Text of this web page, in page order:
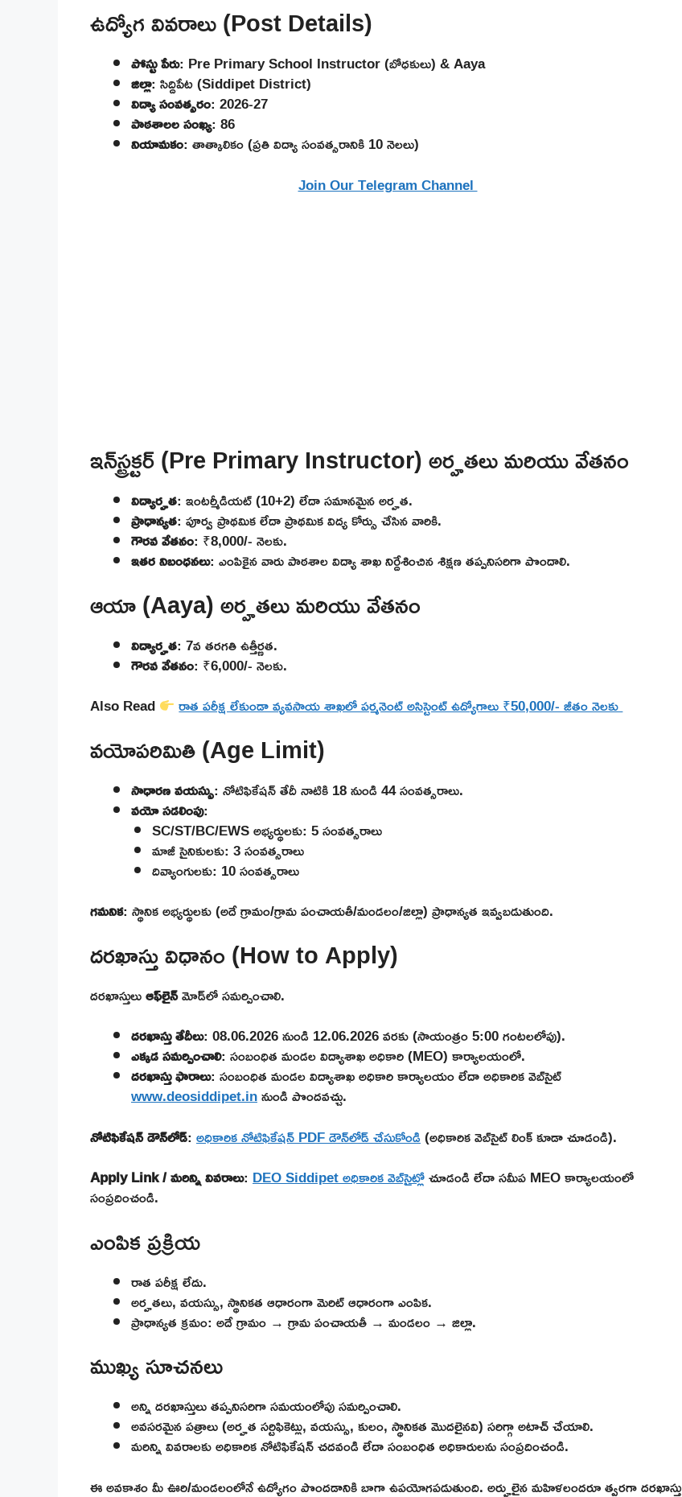
ఉద్యోగ వివరాలు (Post Details)
పోస్టు పేరు: Pre Primary School Instructor (బోధకులు) & Aaya
జిల్లా: సిద్దిపేట (Siddipet District)
విద్యా సంవత్సరం: 2026-27
పాఠశాలల సంఖ్య: 86
నియామకం: తాత్కాలికం (ప్రతి విద్యా సంవత్సరానికి 10 నెలలు)
Join Our Telegram Channel
ఇన్‌స్ట్రక్టర్ (Pre Primary Instructor) అర్హతలు మరియు వేతనం
విద్యార్హత: ఇంటర్మీడియట్ (10+2) లేదా సమానమైన అర్హత.
ప్రాధాన్యత: పూర్వ ప్రాథమిక లేదా ప్రాథమిక విద్య కోర్సు చేసిన వారికి.
గౌరవ వేతనం: ₹8,000/- నెలకు.
ఇతర నిబంధనలు: ఎంపికైన వారు పాఠశాల విద్యా శాఖ నిర్దేశించిన శిక్షణ తప్పనిసరిగా పొందాలి.
ఆయా (Aaya) అర్హతలు మరియు వేతనం
విద్యార్హత: 7వ తరగతి ఉత్తీర్ణత.
గౌరవ వేతనం: ₹6,000/- నెలకు.
Also Read
రాత పరీక్ష లేకుండా వ్యవసాయ శాఖలో పర్మనెంట్ అసిస్టెంట్ ఉద్యోగాలు ₹50,000/- జీతం నెలకు
వయోపరిమితి (Age Limit)
సాధారణ వయస్సు: నోటిఫికేషన్ తేదీ నాటికి 18 నుండి 44 సంవత్సరాలు.
వయో సడలింపు:
SC/ST/BC/EWS అభ్యర్థులకు: 5 సంవత్సరాలు
మాజీ సైనికులకు: 3 సంవత్సరాలు
దివ్యాంగులకు: 10 సంవత్సరాలు
గమనిక: స్థానిక అభ్యర్థులకు (అదే గ్రామం/గ్రామ పంచాయతీ/మండలం/జిల్లా) ప్రాధాన్యత ఇవ్వబడుతుంది.
దరఖాస్తు విధానం (How to Apply)
దరఖాస్తులుఆఫ్‌లైన్మోడ్‌లో సమర్పించాలి.
దరఖాస్తు తేదీలు: 08.06.2026 నుండి 12.06.2026 వరకు (సాయంత్రం 5:00 గంటలలోపు).
ఎక్కడ సమర్పించాలి: సంబంధిత మండల విద్యాశాఖ అధికారి (MEO) కార్యాలయంలో.
దరఖాస్తు ఫారాలు: సంబంధిత మండల విద్యాశాఖ అధికారి కార్యాలయం లేదా అధికారిక వెబ్‌సైట్
www.deosiddipet.inనుండి పొందవచ్చు.
నోటిఫికేషన్ డౌన్‌లోడ్: అధికారిక నోటిఫికేషన్ PDF డౌన్‌లోడ్ చేసుకోండి(అధికారిక వెబ్‌సైట్ లింక్ కూడా చూడండి).
Apply Link / మరిన్ని వివరాలు: DEO Siddipet అధికారిక వెబ్‌సైట్లో చూడండి లేదా సమీప MEO కార్యాలయంలో
సంప్రదించండి.
ఎంపిక ప్రక్రియ
రాత పరీక్ష లేదు.
అర్హతలు, వయస్సు, స్థానికత ఆధారంగా మెరిట్ ఆధారంగా ఎంపిక.
ప్రాధాన్యత క్రమం: అదే గ్రామం → గ్రామ పంచాయతీ → మండలం → జిల్లా.
ముఖ్య సూచనలు
అన్ని దరఖాస్తులు తప్పనిసరిగా సమయంలోపు సమర్పించాలి.
అవసరమైన పత్రాలు (అర్హత సర్టిఫికెట్లు, వయస్సు, కులం, స్థానికత మొదలైనవి) సరిగ్గా అటాచ్ చేయాలి.
మరిన్ని వివరాలకు అధికారిక నోటిఫికేషన్ చదవండి లేదా సంబంధిత అధికారులను సంప్రదించండి.
ఈ అవకాశం మీ ఊరి/మండలంలోనే ఉద్యోగం పొందడానికి బాగా ఉపయోగపడుతుంది. అర్హులైన మహిళలందరూ త్వరగా దరఖాస్తు